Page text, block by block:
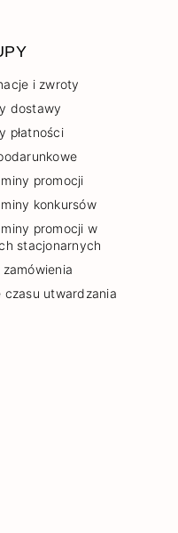
i zwroty
dostawy
płatności
promocji
konkursów
promocji w
stacjonarnych
czasu utwardzania